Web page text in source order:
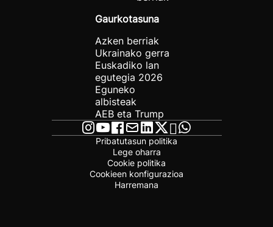
Gaurkotasuna
Azken berriak
Ukrainako gerra
Euskadiko lan
egutegia 2026
Eguneko
albisteak
AEB eta Trump
Pribatutasun politika
Lege oharra
Cookie politika
Cookieen konfigurazioa
Harremana